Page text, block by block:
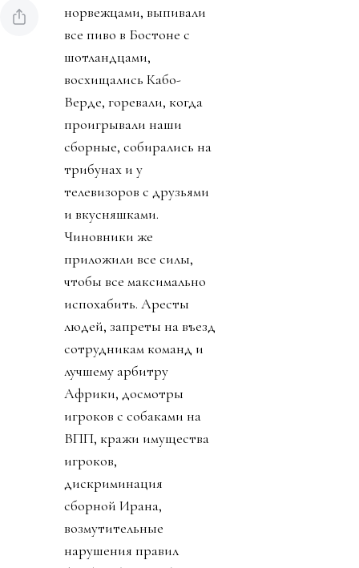
норвежцами, выпивали
все пиво в Бостоне с
шотландцами,
восхищались Кабо-
Верде, горевали, когда
проигрывали наши
сборные, собирались на
трибунах и у
телевизоров с друзьями
и вкусняшками.
Чиновники же
приложили все силы,
чтобы все максимально
испохабить. Аресты
людей, запреты на въезд
сотрудникам команд и
лучшему арбитру
Африки, досмотры
игроков с собаками на
ВПП, кражи имущества
игроков,
дискриминация
сборной Ирана,
возмутительные
нарушения правил